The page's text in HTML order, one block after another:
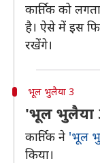
कार्तिक को
है। ऐसे में इस
रखेंगे।
भूल भुलैया 3
'भूल भुलैया
कार्तिक ने 'भूल
किया।